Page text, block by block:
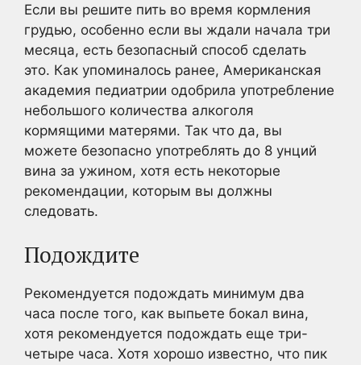
Если вы решите пить во время кормления
грудью, особенно если вы ждали начала три
месяца, есть безопасный способ сделать
это. Как упоминалось ранее, Американская
академия педиатрии одобрила употребление
небольшого количества алкоголя
кормящими матерями. Так что да, вы
можете безопасно употреблять до 8 унций
вина за ужином, хотя есть некоторые
рекомендации, которым вы должны
следовать.
Подождите
Рекомендуется подождать минимум два
часа после того, как выпьете бокал вина,
хотя рекомендуется подождать еще три-
четыре часа. Хотя хорошо известно, что пик